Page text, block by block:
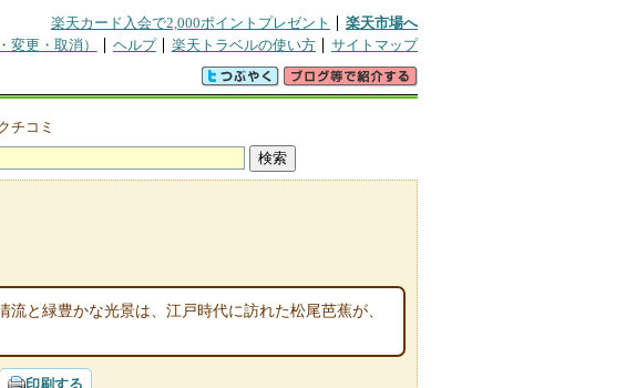
楽天カード入会で2,000ポイントプレゼント
楽天市場へ
変更・取消） ヘルプ 楽天トラベルの使い方 サイトマップ
チコミ
と緑豊かな光景は、江戸時代に訪れた松尾芭蕉が、
印刷する